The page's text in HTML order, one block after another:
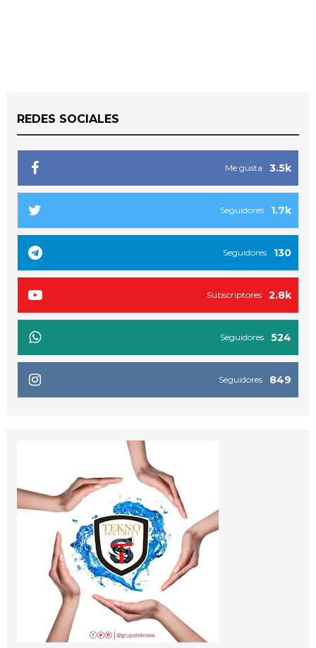
REDES SOCIALES
3.5k
Me gusta
1.7k
Seguidores
130
Seguidores
2.8k
Subscriptores
524
Seguidores
849
Seguidores